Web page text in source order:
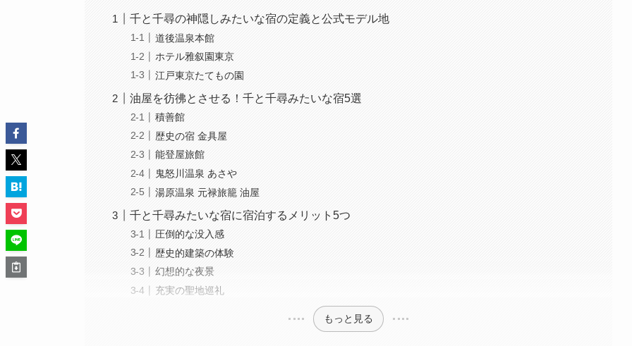
千と千尋の神隠しみたいな宿の定義と公式モデル地
道後温泉本館
ホテル雅叙園東京
江戸東京たてもの園
油屋を彷彿とさせる！千と千尋みたいな宿5選
積善館
歴史の宿 金具屋
能登屋旅館
鬼怒川温泉 あさや
湯原温泉 元禄旅籠 油屋
千と千尋みたいな宿に宿泊するメリット5つ
圧倒的な没入感
歴史的建築の体験
幻想的な夜景
充実の聖地巡礼
もっと見る